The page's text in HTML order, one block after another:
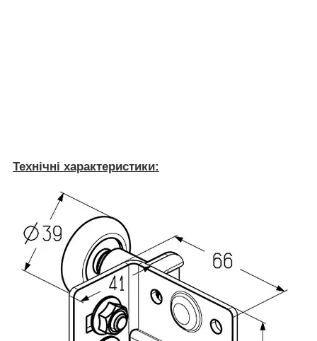
Технічні характеристики: